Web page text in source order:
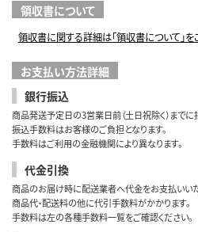
領収書について
領収書に関する詳細は「領収書について」を
お支払い方法詳細
銀行振込
商品発送予定日の3営業日前（土日祝除く）まで
振込手数料はお客様のご負担となります。
手数料はご利用の金融機関により異なります。
代金引換
商品のお届け時に配送業者へ代金をお支払いいた
商品代・配送料の他に代引手数料がかかります。
手数料は左の各種手数料一覧をご確認ください。